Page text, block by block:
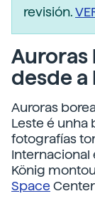
revisión.
Auroras
desde a
Auroras
Leste é unha
fotografías
Internacional
König montou
Space